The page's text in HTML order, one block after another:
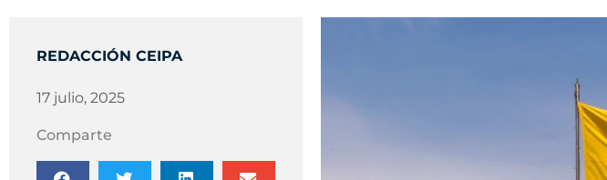
REDACCIÓN CEIPA
17 julio, 2025
Comparte